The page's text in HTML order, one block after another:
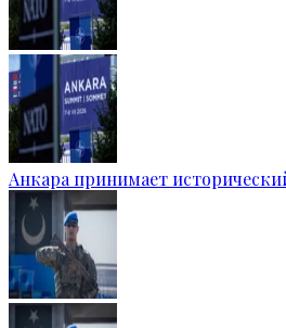
Анкара принимает